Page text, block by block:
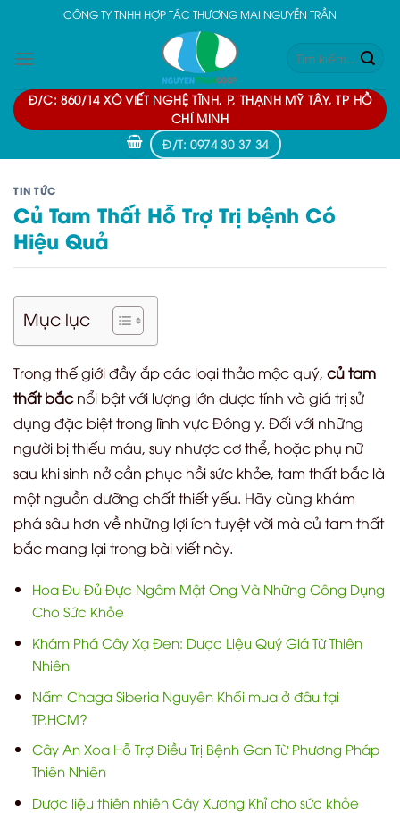
content
CÔNG TY TNHH HỢP TÁC THƯƠNG MẠI NGUYỄN TRẦN
Tìm
kiếm:
Đ/C: 860/14 XÔ VIẾT NGHỆ TĨNH, P, THẠNH MỸ TÂY, TP HỒ
CHÍ MINH
Đ/T: 0974 30 37 34
TIN TỨC
Củ Tam Thất Hỗ Trợ Trị bệnh Có
Hiệu Quả
Mục lục
Trong thế giới đầy ắp các loại thảo mộc quý, củ tam
thất bắcnổi bật với lượng lớn dược tính và giá trị sử
dụng đặc biệt trong lĩnh vực Đông y. Đối với những
người bị thiếu máu, suy nhược cơ thể, hoặc phụ nữ
sau khi sinh nở cần phục hồi sức khỏe, tam thất bắc là
một nguồn dưỡng chất thiết yếu. Hãy cùng khám
phá sâu hơn về những lợi ích tuyệt vời mà củ tam thất
bắc mang lại trong bài viết này.
Hoa Đu Đủ Đực Ngâm Mật Ong Và Những Công Dụng
Cho Sức Khỏe
Khám Phá Cây Xạ Đen: Dược Liệu Quý Giá Từ Thiên
Nhiên
Nấm Chaga Siberia Nguyên Khối mua ở đâu tại
TP.HCM?
Cây An Xoa Hỗ Trợ Điều Trị Bệnh Gan Từ Phương Pháp
Thiên Nhiên
Dược liệu thiên nhiên Cây Xương Khỉ cho sức khỏe